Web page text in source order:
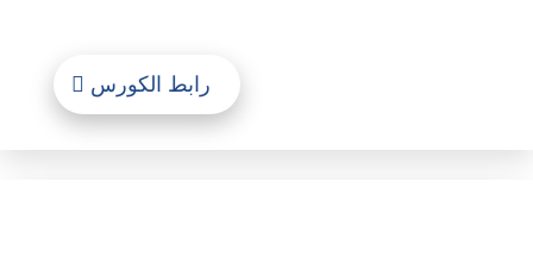
رابط الكورس